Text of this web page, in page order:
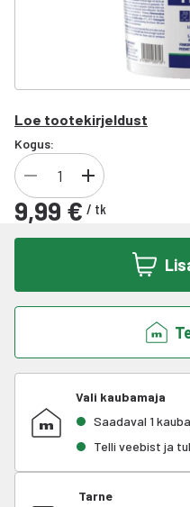
Loe tootekirjeldust
Kogus:
9,99 € / tk
Vali kaubamaja
Saadaval 1
Telli veebist ja
Tarne